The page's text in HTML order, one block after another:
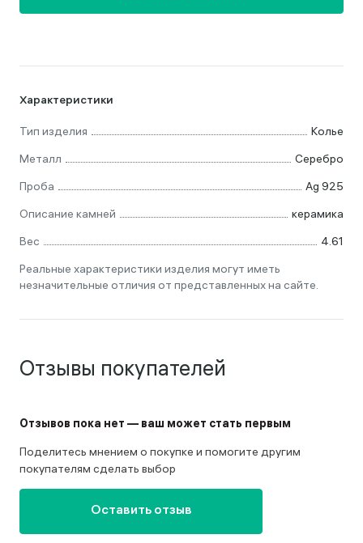
Характеристики
Тип изделия
Колье
Металл
Серебро
Проба
Ag 925
Описание камней
керамика
Вес
4.61
Реальные характеристики изделия могут иметь
незначительные отличия от представленных на сайте.
Отзывы покупателей
Отзывов пока нет — ваш может стать первым
Поделитесь мнением о покупке и помогите другим
покупателям сделать выбор
Оставить отзыв